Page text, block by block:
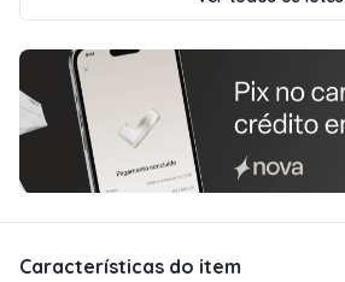
Características do item